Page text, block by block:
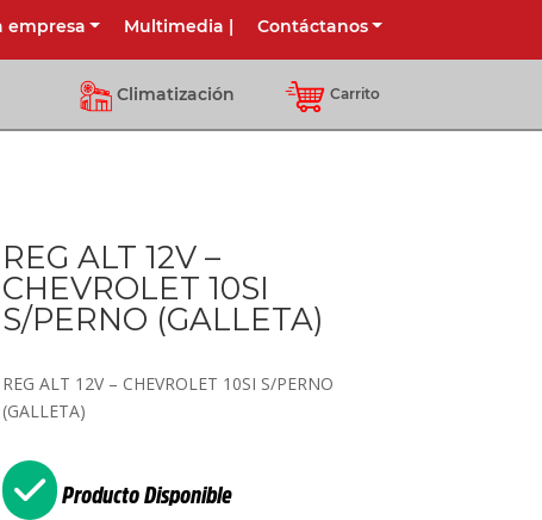
empresa Multimedia | Contáctanos
Climatización Carrito
REG ALT 12V –
CHEVROLET 10SI
S/PERNO (GALLETA)
REG ALT 12V – CHEVROLET 10SI S/PERNO
(GALLETA)
Producto Disponible